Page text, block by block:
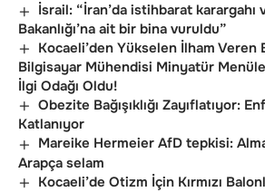
İsrail: “İran’da istihbarat karargahı
Bakanlığı’na ait bir bina vuruldu”
Kocaeli’den Yükselen İlham Veren
Bilgisayar Mühendisi Minyatür
İlgi Odağı Oldu!
Obezite Bağışıklığı Zayıflatıyor:
Katlanıyor
Mareike Hermeier AfD tepkisi:
Arapça selam
Kocaeli’de Otizm İçin Kırmızı